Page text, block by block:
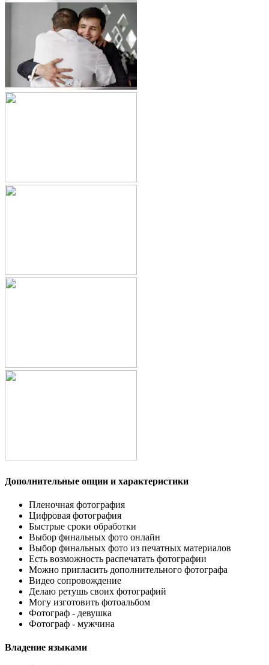
Дополнительные опции и характеристики
Пленочная фотография
Цифровая фотография
Быстрые сроки обработки
Выбор финальных фото онлайн
Выбор финальных фото из печатных материалов
Есть возможность распечатать фотографии
Можно пригласить дополнительного фотографа
Видео сопровождение
Делаю ретушь своих фотографий
Могу изготовить фотоальбом
Фотограф - девушка
Фотограф - мужчина
Владение языками